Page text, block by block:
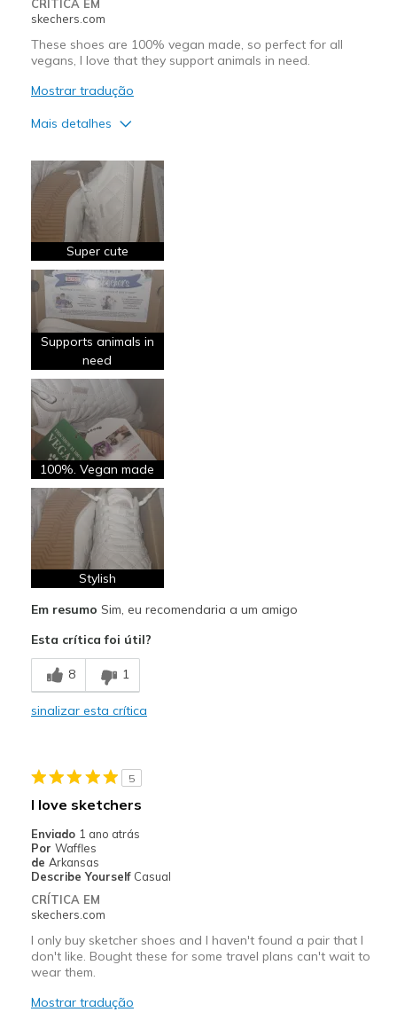
View On Shoes
CRÍTICA EM
skechers.com
These shoes are 100% vegan made, so perfect for all
vegans, I love that they support animals in need.
Mostrar tradução
Mais detalhes
Attractive Design
Breathe Well
Comfortable
Durable
Stylish
Melhores utilizações
Casual Wear
Going Out
Special Occasions
Travel
Width
Feels too narrow
Sizing
Feels true to size
View On Shoes
I'm Really Into Shoes
Super cute
Supports animals in
need
100%. Vegan made
Stylish
Em resumo Sim, eu recomendaria a um amigo
Esta crítica foi útil?
8 1
sinalizar esta crítica
5
I love sketchers
Enviado 1 ano atrás
Por Waffles
de Arkansas
Describe Yourself Casual
CRÍTICA EM
skechers.com
I only buy sketcher shoes and I haven't found a pair that I
don't like. Bought these for some travel plans can't wait to
wear them.
Mostrar tradução